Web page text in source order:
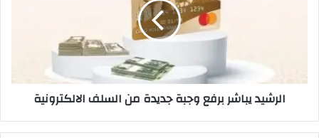
الرشيد يباشر برفع وجبة جديدة من السلف الالكترونية